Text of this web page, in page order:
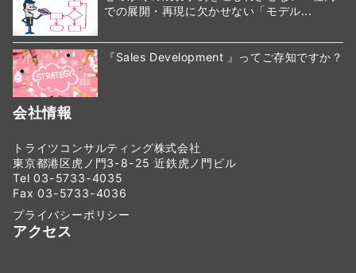
での展開・再現に欠かせない「モデル...
『Sales Development 』ってご存知ですか？
会社情報
トライツコンサルティング株式会社
東京都港区虎ノ門3-8-25 近鉄虎ノ門ビル
Tel 03-5733-4035
Fax 03-5733-4036
プライバシーポリシー
アクセス